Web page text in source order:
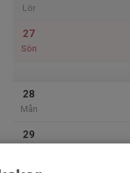
Lör
27
Sön
28
Mån
29